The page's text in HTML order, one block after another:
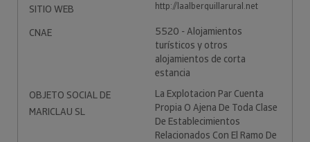
SITIO WEB
http://laalberquillarural.net
CNAE
5520 - Alojamientos
turísticos y otros
alojamientos de corta
estancia
OBJETO SOCIAL DE
MARICLAU SL
La Explotacion Par Cuenta
Propia O Ajena De Toda Clase
De Establecimientos
Relacionados Con El Ramo De